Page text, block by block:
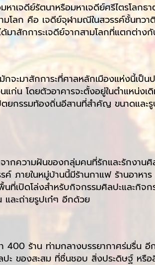
เจดีย์รัตนาหรือมหาเจดีย์ศรีไตรโลกธ
โลก คือ เจดีย์จุฬามณีในสวรรค์ชั้นทวา
มาสักการะเจดีย์จากสามโลกที่แตกต่าง
ะมาสักการะที่ศาลหลักเมืองแห่งนี้เป็นป
ก่น โดยตัวอาคารจะตั้งอยู่ในตำแหน่งเ
ยกรรมท้องถิ่นอีสานที่สำคัญ ขนาดและ
กความฝันของกลุ่มคนที่รักและรักงานศิ
ภายในหมู่บ้านนี้มีร้านกาแฟ ร้านอาหาร
ที่เปิดโล่งสำหรับกิจกรรมศิลปะและกิจ
ละถ่ายรูปเก๋ๆ อีกด้วย
ร้าน ท่ามกลางบรรยากาศร่มรื่น อี
ปะ ของสะสม ที่ชื่นชอบ สิ่งประดิษฐ์ หรื